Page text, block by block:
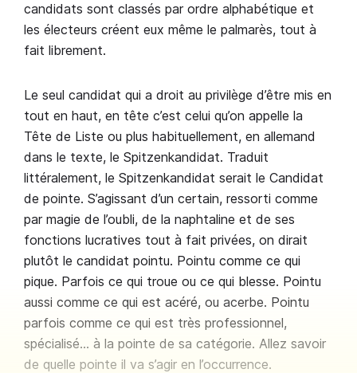
candidats sont classés par ordre alphabétique et
les électeurs créent eux même le palmarès, tout à
fait librement.
Le seul candidat qui a droit au privilège d’être mis en
tout en haut, en tête c’est celui qu’on appelle la
Tête de Liste ou plus habituellement, en allemand
dans le texte, le Spitzenkandidat. Traduit
littéralement, le Spitzenkandidat serait le Candidat
de pointe. S’agissant d’un certain, ressorti comme
par magie de l’oubli, de la naphtaline et de ses
fonctions lucratives tout à fait privées, on dirait
plutôt le candidat pointu. Pointu comme ce qui
pique. Parfois ce qui troue ou ce qui blesse. Pointu
aussi comme ce qui est acéré, ou acerbe. Pointu
parfois comme ce qui est très professionnel,
spécialisé… à la pointe de sa catégorie. Allez savoir
de quelle pointe il va s’agir en l’occurrence.